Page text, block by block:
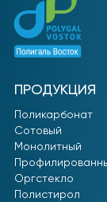
ПРОДУКЦИЯ
Поликарбонат
Сотовый
Монолитный
Оргстекло
Полистирол